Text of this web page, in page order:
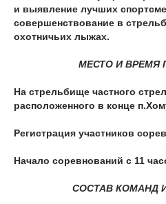
и выявление лучших
совершенствование в
охотничьих лыжах.
МЕСТО И ВРЕМЯ
На стрельбище частного
расположенного в конце
Регистрация участников
Начало соревнований с 11
СОCTAB КОМАНД